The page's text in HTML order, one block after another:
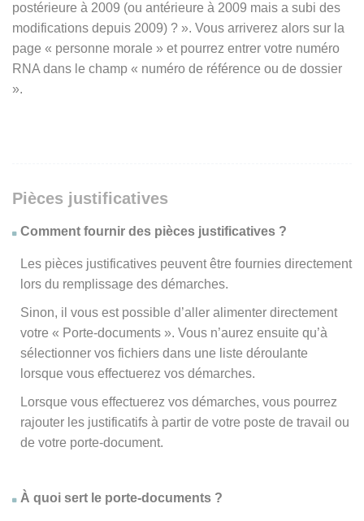
postérieure à 2009 (ou antérieure à 2009 mais a subi des
modifications depuis 2009) ? ». Vous arriverez alors sur la
page « personne morale » et pourrez entrer votre numéro
RNA dans le champ « numéro de référence ou de dossier
».
Pièces justificatives
Comment fournir des pièces justificatives ?
Les pièces justificatives peuvent être fournies directement
lors du remplissage des démarches.
Sinon, il vous est possible d’aller alimenter directement
votre « Porte-documents ». Vous n’aurez ensuite qu’à
sélectionner vos fichiers dans une liste déroulante
lorsque vous effectuerez vos démarches.
Lorsque vous effectuerez vos démarches, vous pourrez
rajouter les justificatifs à partir de votre poste de travail ou
de votre porte-document.
À quoi sert le porte-documents ?